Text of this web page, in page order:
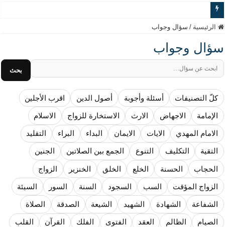
www.alamine.net
مواقف وآراء العلاّمة السيد علي الأمين من الأحداث والقضايا - اضغط للاطلاع
إذا كان التسنن هو الإيمان بسنة رسول الله ( صلى الله عليه وآله) فكلّ
علاقات المذاهب والأديان لا يجوز أن تكون على حساب الأوطان
لن تحمينا مذاهبنا ولا طوائفنا ولا أحزابنا ولا جماعاتنا، بل الإنصهار الوطني والدولة
المذاهب ليست قدرًا لا يمكن تجاوزه
ليست المنفعة تأتي من إسلامية النّظام كما لا تأتي المضرة من مسيحية النظام
المتهاون بوطنه متهاون بدينه حتماً
نسج العلاقة مع الآخر تكون من خلال منظومة القيم و المبادئ الانسانية التي تجعل
الرئيسية / سؤال وجواب
سؤال وجواب
بحث
كلّ التصنيفات أسئلة وأجوبة أصول الدين اقرب الأجلين
الإمامة الاجهاض الارث الاستخارة للزواج الاسلام
الامام المهدي الايات الايمان البداء البراء التقليد
التقية التكليف التنوع الجمع بين الصلاتين الجنين
الحجاب الحسنة الخلع الخلق الخنزير الزواج
الزواج المؤقت السب السجود السنة السور السيئة
الشفاعة الشهادة الشهيد الشيعة الصدقة الصلاة
الصيام الظالم العقد الفتوى الفلك القرآن القلب